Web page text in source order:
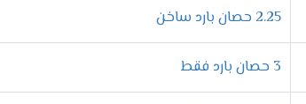
2.25 حصان بارد ساخن
3 حصان بارد فقط